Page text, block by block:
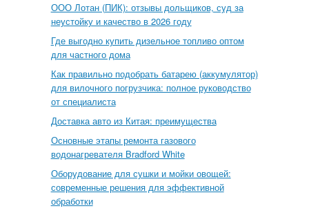
ООО Лотан (ПИК): отзывы дольщиков, суд за
неустойку и качество в 2026 году
Где выгодно купить дизельное топливо оптом
для частного дома
Как правильно подобрать батарею (аккумулятор)
для вилочного погрузчика: полное руководство
от специалиста
Доставка авто из Китая: преимущества
Основные этапы ремонта газового
водонагревателя Bradford White
Оборудование для сушки и мойки овощей:
современные решения для эффективной
обработки